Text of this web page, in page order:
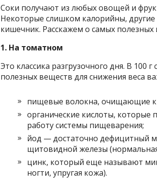
Соки получают из любых овощей и
Некоторые слишком калорийны,
кишечник. Расскажем о самых полезных
1. На томатном
Это классика разгрузочного дня. В 100
полезных веществ для снижения веса
пищевые волокна, очищающие
органические кислоты,
работу системы пищеварения;
йод — достаточно дефицитный
щитовидной железы
цинк, который еще называют
ногти, упругая кожа).